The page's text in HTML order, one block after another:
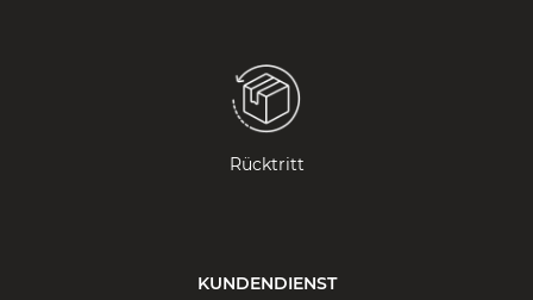
Rücktritt
KUNDENDIENST